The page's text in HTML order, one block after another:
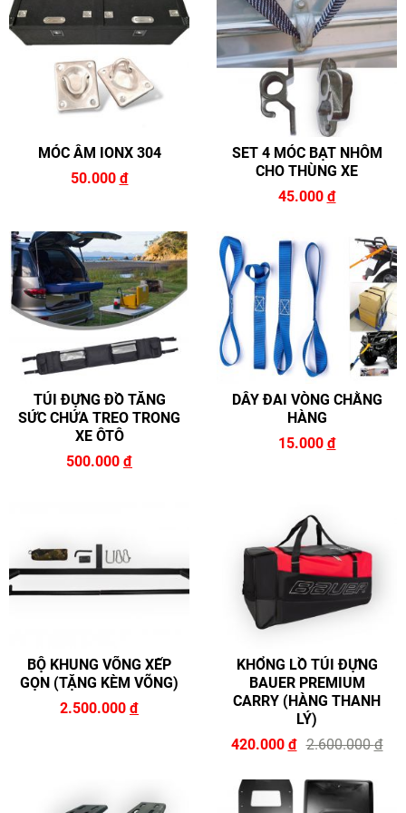
MÓC ÂM IONX 304
50.000 đ
SET 4 MÓC BẠT NHÔM
CHO THÙNG XE
45.000 đ
TÚI ĐỰNG ĐỒ TĂNG
SỨC CHỨA TREO TRONG
XE ÔTÔ
500.000 đ
DÂY ĐAI VÒNG CHẰNG
HÀNG
15.000 đ
BỘ KHUNG VÕNG XẾP
GỌN (TẶNG KÈM VÕNG)
2.500.000 đ
KHỔNG LỒ TÚI ĐỰNG
BAUER PREMIUM
CARRY (HÀNG THANH
LÝ)
420.000 đ 2.600.000đ